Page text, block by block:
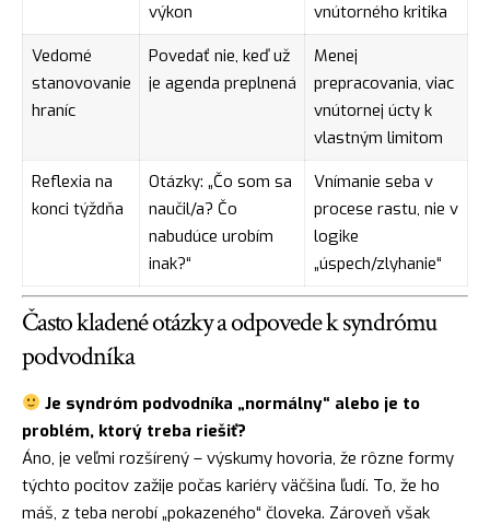
výkon
vnútorného kritika
Vedomé
stanovovanie
hraníc
Povedať nie, keď už
je agenda preplnená
Menej
prepracovania, viac
vnútornej úcty k
vlastným limitom
Reflexia na
konci týždňa
Otázky: „Čo som sa
naučil/a? Čo
nabudúce urobím
inak?“
Vnímanie seba v
procese rastu, nie v
logike
„úspech/zlyhanie“
Často kladené otázky a odpovede k syndrómu
podvodníka
Je syndróm podvodníka „normálny“ alebo je to
problém, ktorý treba riešiť?
Áno, je veľmi rozšírený – výskumy hovoria, že rôzne formy
týchto pocitov zažije počas kariéry väčšina ľudí. To, že ho
máš, z teba nerobí „pokazeného“ človeka. Zároveň však